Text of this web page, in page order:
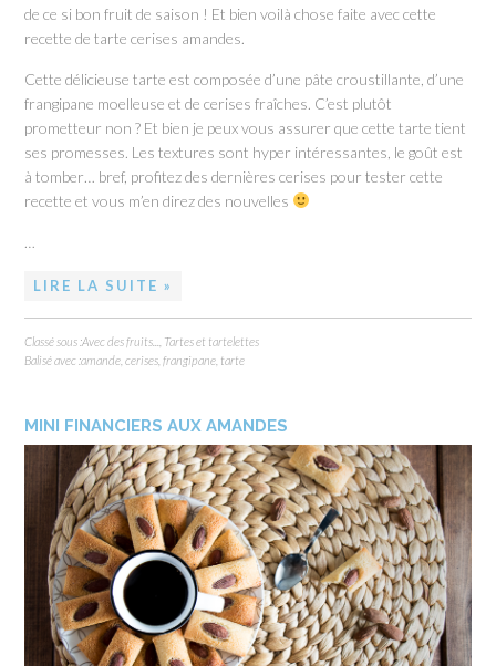
de ce si bon fruit de saison ! Et bien voilà chose faite avec cette
recette de tarte cerises amandes.
Cette délicieuse tarte est composée d’une pâte croustillante, d’une
frangipane moelleuse et de cerises fraîches. C’est plutôt
prometteur non ? Et bien je peux vous assurer que cette tarte tient
ses promesses. Les textures sont hyper intéressantes, le goût est
à tomber… bref, profitez des dernières cerises pour tester cette
recette et vous m’en direz des nouvelles
…
LIRE LA SUITE »
Classé sous :Avec des fruits...
Tartes et tartelettes
Balisé avec :amande ,cerises ,frangipane tarte
MINI FINANCIERS AUX AMANDES